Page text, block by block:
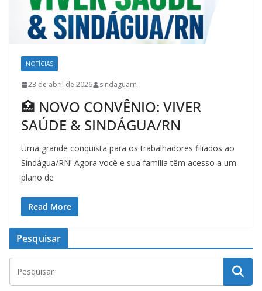
NOTÍCIAS
23 de abril de 2026 sindaguarn
🏥 NOVO CONVÊNIO: VIVER
SAÚDE & SINDÁGUA/RN
Uma grande conquista para os trabalhadores filiados ao
Sindágua/RN! Agora você e sua família têm acesso a um
plano de
Read More
Pesquisar